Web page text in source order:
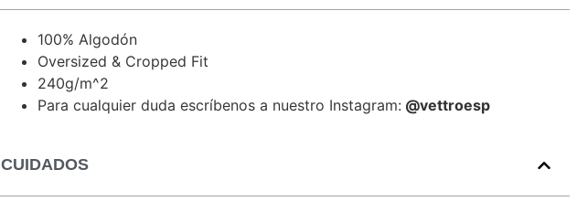
100% Algodón
Oversized & Cropped Fit
240g/m^2
Para cualquier duda escríbenos a nuestro Instagram: @vettroesp
CUIDADOS